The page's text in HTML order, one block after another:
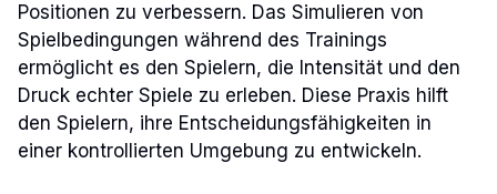
Positionen zu verbessern. Das Simulieren von
Spielbedingungen während des Trainings
ermöglicht es den Spielern, die Intensität und den
Druck echter Spiele zu erleben. Diese Praxis hilft
den Spielern, ihre Entscheidungsfähigkeiten in
einer kontrollierten Umgebung zu entwickeln.